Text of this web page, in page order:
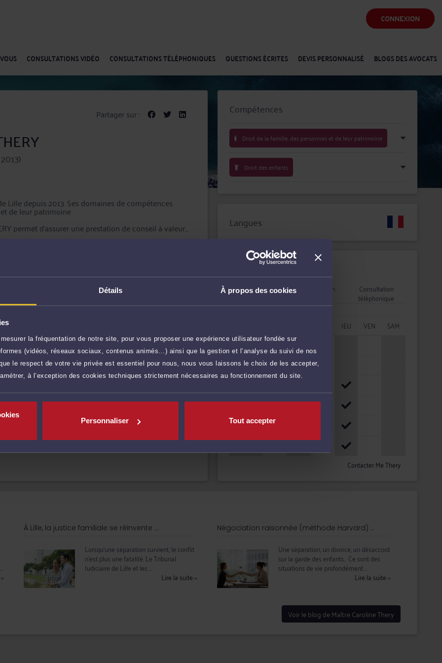
Détails À propos des cookies
la fréquentation de notre site, pour vous proposer une expérience utilisateur fondée sur
(vidéos, réseaux sociaux, contenus animés…) ainsi que la gestion et l’analyse du suivi de nos
le respect de votre vie privée est essentiel pour nous, nous vous laissons le choix de les accepter,
à l’exception des cookies techniques strictement nécessaires au fonctionnement du site.
Personnaliser Tout accepter
CONNEXION
CONSULTATIONS VIDÉO CONSULTATIONS TÉLÉPHONIQUES QUESTIONS ÉCRITES DEVIS PERSONNALISÉ BLOGS DES AVOCATS
Partager sur :
Lille depuis 2013. Ses domaines de compétences
de leur patrimoine
permet d'assurer une prestation de conseil à valeur
les tribunaux.
de ses clients en leur garantissant expertise
de leur dossier.
: www.thery-avocat.com
160 €TTC Prendre RDV
160 €TTC Demander un rappel
par Carte Bancaire.
Compétences
Droit de la famille, des personnes et de leur patrimoine
Droit des enfants
Langues
Disponibilités
Rendez-vous Consultation Consultation
téléphonique
JEU VEN
SAM
08h - 10h
10h - 12h
14h - 16h
16h - 18h
Contacter Me Thery
››
À Lille, la justice familiale se réinvente ...
Lorsqu’une séparation survient, le conflit
n’est plus une fatalité. Le Tribunal
Judiciaire de Lille et les ...
Lire la suite››
Négociation raisonnée (méthode Harvard) ...
Une séparation, un divorce, un désaccord
sur la garde des enfants… Ce sont des
situations de vie profondément ...
Lire la suite››
Voir le blog de Maître Caroline Thery